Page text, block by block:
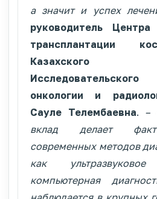
а значит и успех
руководитель
трансплантации
Казахского
онкологии и
Сауле Телембаевна. –
вклад делает факт
современных методов
как ультразвуковое
компьютерная